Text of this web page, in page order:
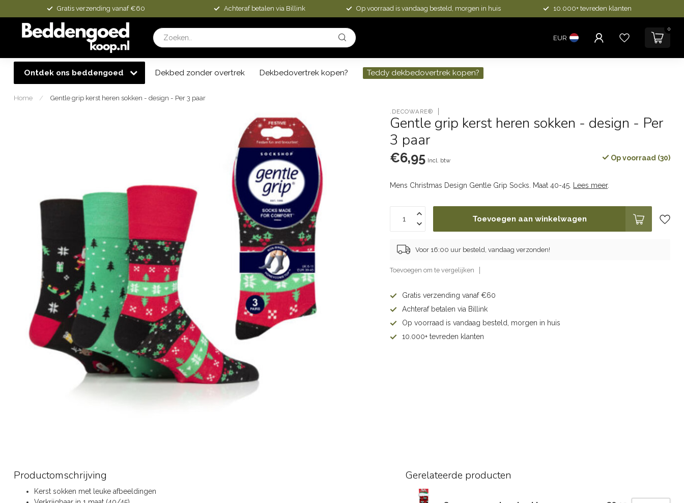
Gratis verzending vanaf €60 Achteraf betalen via Billink Op voorraad is vandaag besteld, morgen in huis 10.000+ tevreden klanten
EUR
0
Ontdek ons beddengoed Dekbed zonder overtrek Dekbedovertrek kopen? Teddy dekbedovertrek kopen?
Home / Gentle grip kerst heren sokken - design - Per 3 paar
.DECOWARE®
Gentle grip kerst heren sokken - design - Per
3 paar
€6,95 Incl. btw Op voorraad (30)
Mens Christmas Design Gentle Grip Socks. Maat 40-45. Lees meer.
Toevoegen aan winkelwagen
Voor 16:00 uur besteld, vandaag verzonden!
Toevoegen om te vergelijken
Gratis verzending vanaf €60
Achteraf betalen via Billink
Op voorraad is vandaag besteld, morgen in huis
10.000+ tevreden klanten
Productomschrijving
Kerst sokken met leuke afbeeldingen
Gerelateerde producten